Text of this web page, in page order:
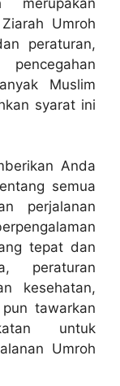
Umroh
peraturan,
Muslim
syarat ini
Anda
semua
perjalanan
tepat dan
peraturan
kesehatan,
tawarkan
untuk
Umroh